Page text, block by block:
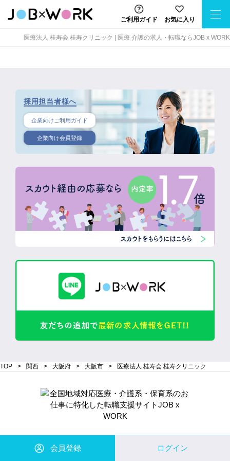
ご利用ガイド お気に入り
医療法人 桂寿会 桂寿クリニック | 医療 介護の求人・転職ならJOB x WORK
採用担当者様へ
企業向けご利用ガイド
企業向け会員登録
TOP 関西 大阪府 大阪市 医療法人 桂寿会 桂寿クリニック
会員登録 ログイン
Copyright© 株式会社 Will Be コーポレーション All Rights Reserved.